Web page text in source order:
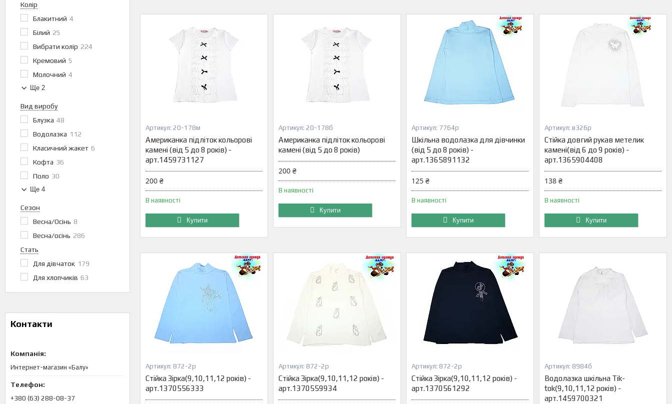
Колір
Блакитний 4
Білий 25
Вибрати колір 224
Кремовий 5
Молочний 4
Ще 2
Вид виробу
Блузка 48
Водолазка 112
Класичний жакет 6
Кофта 36
Поло 30
Ще 4
Сезон
Весна/Осінь 8
Весна/осінь 286
Стать
Для дівчаток 179
Для хлопчиків 63
Контакти
Интернет-магазин «Балу»
+380 (63) 288-08-37
20-178м
Американка підліток кольорові
камені (від 5 до 8 років) -
арт.1459731127
200 ₴
В наявності
Купити
20-178б
Американка підліток кольорові
камені (від 5 до 8 років)
200 ₴
В наявності
Купити
7764р
Шкільна водолазка для дівчинки
(від 5 до 8 років) -
арт.1365891132
125 ₴
В наявності
Купити
в326р
Стійка довгий рукав метелик
камені(від 6 до 9 років) -
арт.1365904408
138 ₴
В наявності
Купити
872-2р
Стійка Зірка(9,10,11,12 років) -
арт.1370556333
872-2р
Стійка Зірка(9,10,11,12 років) -
арт.1370559934
872-2р
Стійка Зірка(9,10,11,12 років) -
арт.1370561292
8984б
Водолазка шкільна Tik-
tok(9,10,11,12 років) -
арт.1459700321